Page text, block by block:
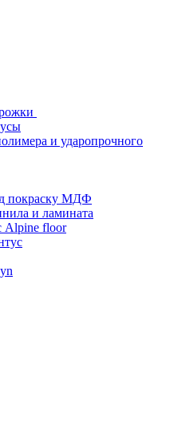
и ударопрочного
покраску МДФ
и ламината
Alpine floor